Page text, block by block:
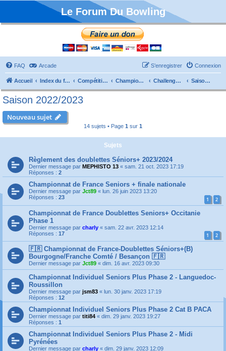
Le Forum Du Bowling
FAQ Arcade Connexion
S’enregistrer
Accueil Index du forum Compétitions Championnats de France Challenge Vétérans Saison 2022/2023
Saison 2022/2023
Nouveau sujet
14 sujets • Page 1 sur 1
Sujets
Règlement des doublettes Séniors+ 2023/2024
Dernier message par MEPHISTO 13 « sam. 21 oct. 2023 17:19
Réponses : 2
Championnat de France Seniors + finale nationale
Dernier message par Jct89 « lun. 26 juin 2023 13:20
Réponses : 23 1 2
Championnat de France Doublettes Seniors+ Occitanie
Phase 1
Dernier message par charly « sam. 22 avr. 2023 12:14
Réponses : 17 1 2
🇫🇷 Championnat de France-Doublettes Séniors+(B)
Bourgogne/Franche Comté / Besançon 🇫🇷
Dernier message par Jct89 « dim. 16 avr. 2023 09:30
Championnat Individuel Seniors Plus Phase 2 - Languedoc-
Roussillon
Dernier message par jsm83 « lun. 30 janv. 2023 17:19
Réponses : 12
Championnat Individuel Seniors Plus Phase 2 Cat B PACA
Dernier message par titi84 « dim. 29 janv. 2023 19:27
Réponses : 1
Championnat Individuel Seniors Plus Phase 2 - Midi
Pyrénées
Dernier message par charly « dim. 29 janv. 2023 12:09